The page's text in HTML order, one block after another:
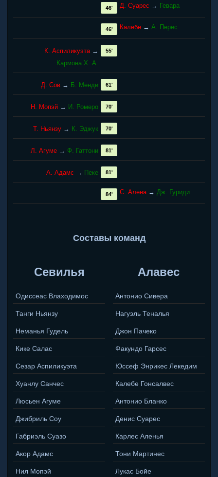
Д. Суарес → Гевара
46'
Калебе → А. Перес
46'
К. Аспиликуэта→
Кармона Х. А.
55'
Д. Сов → Б. Менди 61'
Н. Мопэй → И. Ромеро 70'
Т. Ньянзу → К. Эджук 70'
Л. Агуме → Ф. Гаттони 81'
А. Адамс → Пеке 81'
С. Алена→ Дж. Гуриди
84'
Составы команд
Севилья
Одиссеас Влаходимос
Танги Ньянзу
Неманья Гудель
Кике Салас
Сезар Аспиликуэта
Хуанлу Санчес
Люсьен Агуме
Джибриль Соу
Габриэль Суазо
Акор Адамс
Нил Мопэй
Алавес
Антонио Сивера
Нагуэль Теналья
Джон Пачеко
Факундо Гарсес
Юссеф Энрикес Лекедим
Калебе Гонсалвес
Антонио Бланко
Денис Суарес
Карлес Аленья
Тони Мартинес
Лукас Бойе